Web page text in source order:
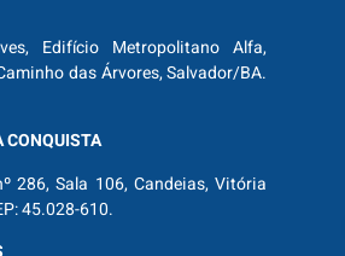
Edifício Metropolitano Alfa,
das Árvores, Salvador/BA.
CONQUISTA
286, Sala 106, Candeias, Vitória
45.028-610.